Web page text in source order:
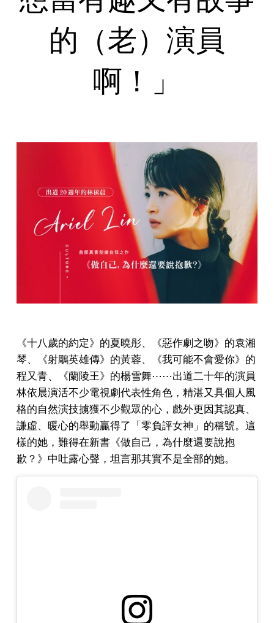
的（老）演員
啊！」
《十八歲的約定》的夏曉彤、《惡作劇之吻》的袁湘
琴、《射鵰英雄傳》的黃蓉、《我可能不會愛你》的
程又青、《蘭陵王》的楊雪舞⋯⋯出道二十年的演員
林依晨演活不少電視劇代表性角色，精湛又具個人風
格的自然演技擄獲不少觀眾的心，戲外更因其認真、
謙虛、暖心的舉動贏得了「零負評女神」的稱號。這
樣的她，難得在新書《做自己，為什麼還要說抱
歉？》中吐露心聲，坦言那其實不是全部的她。